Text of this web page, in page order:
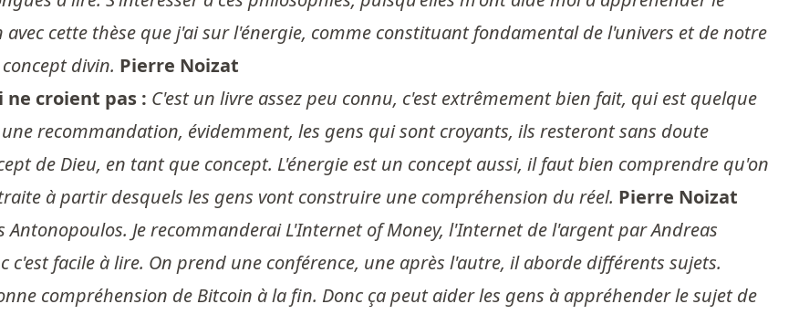
cette thèse que j'ai sur l'énergie, comme constituant fondamental de l'univers et de notre
divin. Pierre Noizat
ne croient pas : C'est un livre assez peu connu, c'est extrêmement bien fait, qui est quelque
recommandation, évidemment, les gens qui sont croyants, ils resteront sans doute
de Dieu, en tant que concept. L'énergie est un concept aussi, il faut bien comprendre qu'on
à partir desquels les gens vont construire une compréhension du réel. Pierre Noizat
Antonopoulos. Je recommanderai L'Internet of Money, l'Internet de l'argent par Andreas
c'est facile à lire. On prend une conférence, une après l'autre, il aborde différents sujets.
compréhension de Bitcoin à la fin. Donc ça peut aider les gens à appréhender le sujet de